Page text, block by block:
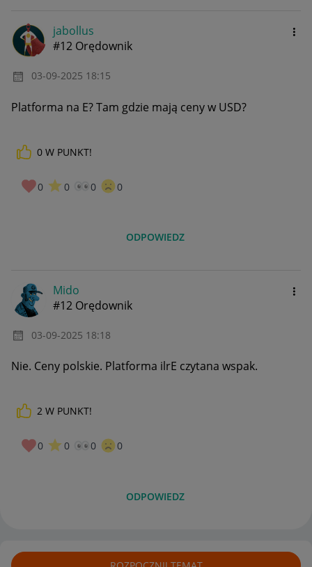
jabollus
#12 Orędownik
‎03-09-2025 18:15
Platforma na E? Tam gdzie mają ceny w USD?
0 W PUNKT!
0 0 0 0
ODPOWIEDZ
Mido
#12 Orędownik
‎03-09-2025 18:18
Nie. Ceny polskie. Platforma ilrE czytana wspak.
2 W PUNKT!
0 0 0 0
ODPOWIEDZ